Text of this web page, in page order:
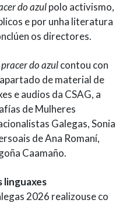
do azulpolo activismo,
e por unha literatura
os directores.
do azulcontou con
de material de
e audios da CSAG, a
de Mulheres
Galegas, Sonia
de Ana Romaní,
Caamaño.
linguaxes
2026 realizouse co